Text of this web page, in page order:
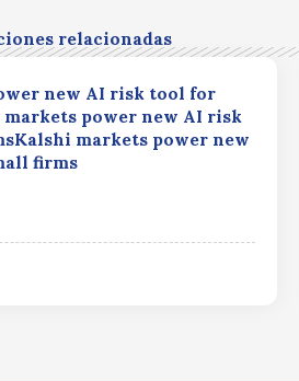
relacionadas
new AI risk tool for
power new AI risk
markets power new
firms